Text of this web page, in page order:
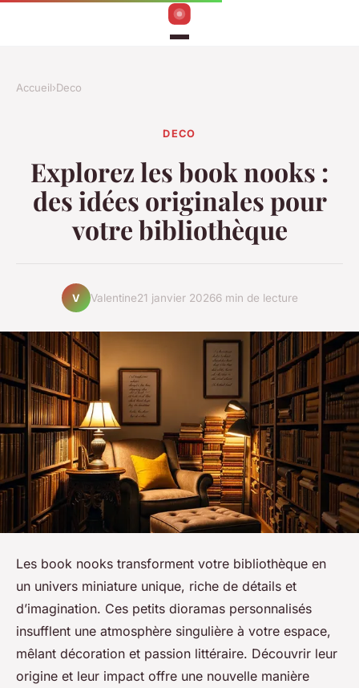
Accueil›Deco
DECO
Explorez les book nooks :
des idées originales pour
votre bibliothèque
V Valentine21 janvier 20266 min de lecture
Les book nooks transforment votre bibliothèque en
un univers miniature unique, riche de détails et
d’imagination. Ces petits dioramas personnalisés
insufflent une atmosphère singulière à votre espace,
mêlant décoration et passion littéraire. Découvrir leur
origine et leur impact offre une nouvelle manière